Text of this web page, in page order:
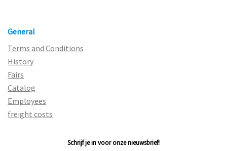
General
Terms and Conditions
History
Fairs
Catalog
Employees
freight costs
Schrijf je in voor onze nieuwsbrief!